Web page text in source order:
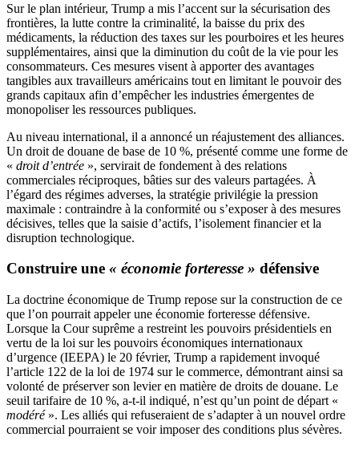
Sur le plan intérieur, Trump a mis l’accent sur la sécurisation des
frontières, la lutte contre la criminalité, la baisse du prix des
médicaments, la réduction des taxes sur les pourboires et les heures
supplémentaires, ainsi que la diminution du coût de la vie pour les
consommateurs. Ces mesures visent à apporter des avantages
tangibles aux travailleurs américains tout en limitant le pouvoir des
grands capitaux afin d’empêcher les industries émergentes de
monopoliser les ressources publiques.
Au niveau international, il a annoncé un réajustement des alliances.
Un droit de douane de base de 10 %, présenté comme une forme de
« droit d’entrée », servirait de fondement à des relations
commerciales réciproques, bâties sur des valeurs partagées. À
l’égard des régimes adverses, la stratégie privilégie la pression
maximale : contraindre à la conformité ou s’exposer à des mesures
décisives, telles que la saisie d’actifs, l’isolement financier et la
disruption technologique.
Construire une « économie forteresse » défensive
La doctrine économique de Trump repose sur la construction de ce
que l’on pourrait appeler une économie forteresse défensive.
Lorsque la Cour suprême a restreint les pouvoirs présidentiels en
vertu de la loi sur les pouvoirs économiques internationaux
d’urgence (IEEPA) le 20 février, Trump a rapidement invoqué
l’article 122 de la loi de 1974 sur le commerce, démontrant ainsi sa
volonté de préserver son levier en matière de droits de douane. Le
seuil tarifaire de 10 %, a-t-il indiqué, n’est qu’un point de départ «
modéré». Les alliés qui refuseraient de s’adapter à un nouvel ordre
commercial pourraient se voir imposer des conditions plus sévères.